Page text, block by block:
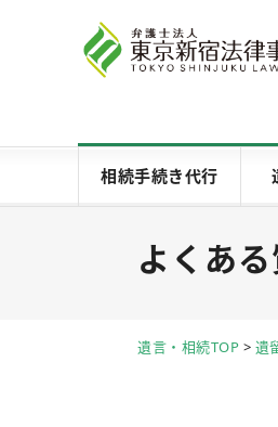
相続手続き代行
よくあ
遺言・相続TOP > 遺